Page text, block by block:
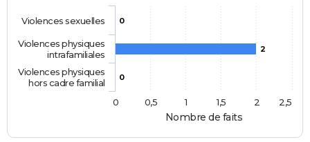
Nombre de faits
0
2
0
Violences sexuelles
Violences physiques
intrafamiliales
Violences physiques
hors cadre familial
0
0,5 1 1,5 2 2,5